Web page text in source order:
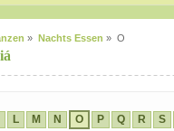
» Nachts Essen » O
L M N O P Q R S